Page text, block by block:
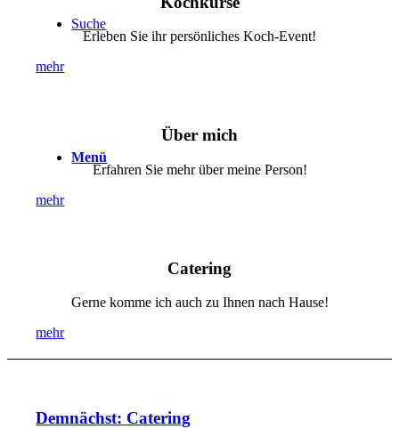
Suche
Menü
Erleben Sie ihr persönliches Koch-Event!
mehr
Über mich
Erfahren Sie mehr über meine Person!
mehr
Catering
Gerne komme ich auch zu Ihnen nach Hause!
mehr
Demnächst: Catering